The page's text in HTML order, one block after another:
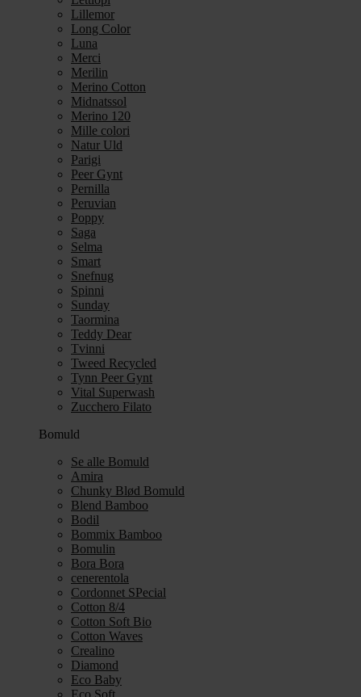
Lillemor
Long Color
Luna
Merci
Merilin
Merino Cotton
Midnatssol
Merino 120
Mille colori
Natur Uld
Parigi
Peer Gynt
Pernilla
Peruvian
Poppy
Saga
Selma
Smart
Snefnug
Spinni
Sunday
Taormina
Teddy Dear
Tvinni
Tweed Recycled
Tynn Peer Gynt
Vital Superwash
Zucchero Filato
Bomuld
Se alle Bomuld
Amira
Chunky Blød Bomuld
Blend Bamboo
Bodil
Bommix Bamboo
Bomulin
Bora Bora
cenerentola
Cordonnet SPecial
Cotton 8/4
Cotton Soft Bio
Cotton Waves
Crealino
Diamond
Eco Baby
Eco Soft